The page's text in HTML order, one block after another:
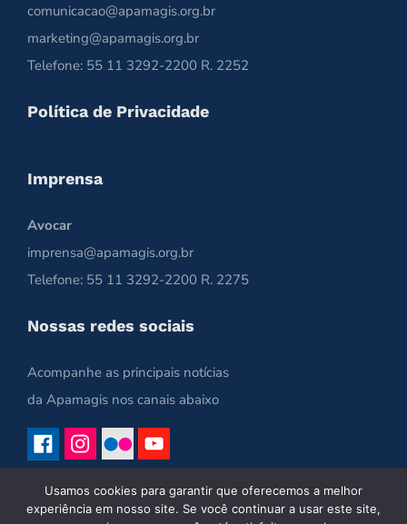
comunicacao@apamagis.org.br
marketing@apamagis.org.br
Telefone: 55 11 3292-2200 R. 2252
Política de Privacidade
Imprensa
Avocar
imprensa@apamagis.org.br
Telefone: 55 11 3292-2200 R. 2275
Nossas redes sociais
Acompanhe as principais notícias
da Apamagis nos canais abaixo
Usamos cookies para garantir que oferecemos a melhor
experiência em nosso site. Se você continuar a usar este site,